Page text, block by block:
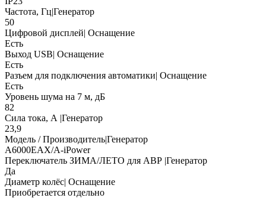
Частота, Гц|Генератор
50
Цифровой дисплей| Оснащение
Есть
Выход USB| Оснащение
Есть
Разъем для подключения автоматики| Оснащение
Есть
Уровень шума на 7 м, дБ
82
Сила тока, А |Генератор
23,9
Модель / Производитель|Генератор
A6000ЕАХ/A-iPower
Переключатель ЗИМА/ЛЕТО для АВР |Генератор
Да
Диаметр колёс| Оснащение
Приобретается отдельно